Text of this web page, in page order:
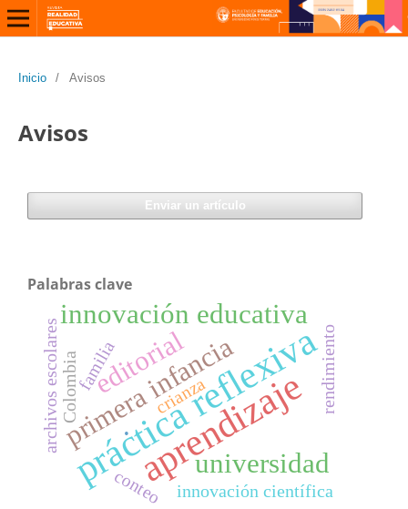
Inicio / Avisos
Avisos
Enviar un artículo
Palabras clave
práctica reflexiva
aprendizaje
editorial
primera infancia
innovación educativa
universidad
.
innovación científica
archivos escolares crianza
Colombia
conteo
familia rendimiento